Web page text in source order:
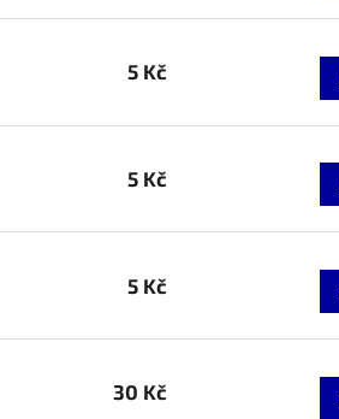
5 Kč
5 Kč
5 Kč
30 Kč